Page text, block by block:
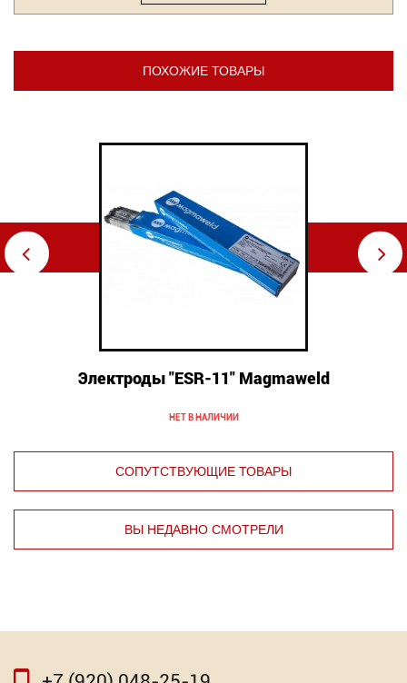
ПОХОЖИЕ ТОВАРЫ
⇦
Электроды "ESR-11" Мagmaweld
НЕТ В НАЛИЧИИ
⇨
СОПУТСТВУЮЩИЕ ТОВАРЫ
⇦ ⇨
ВЫ НЕДАВНО СМОТРЕЛИ